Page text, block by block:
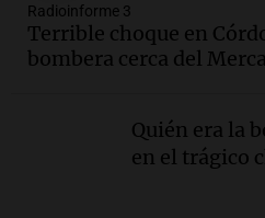
Audio.Fieles
en Córdoba
Día
mitos, secretos y
Radioinforme 3
Terrible choque en
bombera cerca del
Quién era la
en el trágico